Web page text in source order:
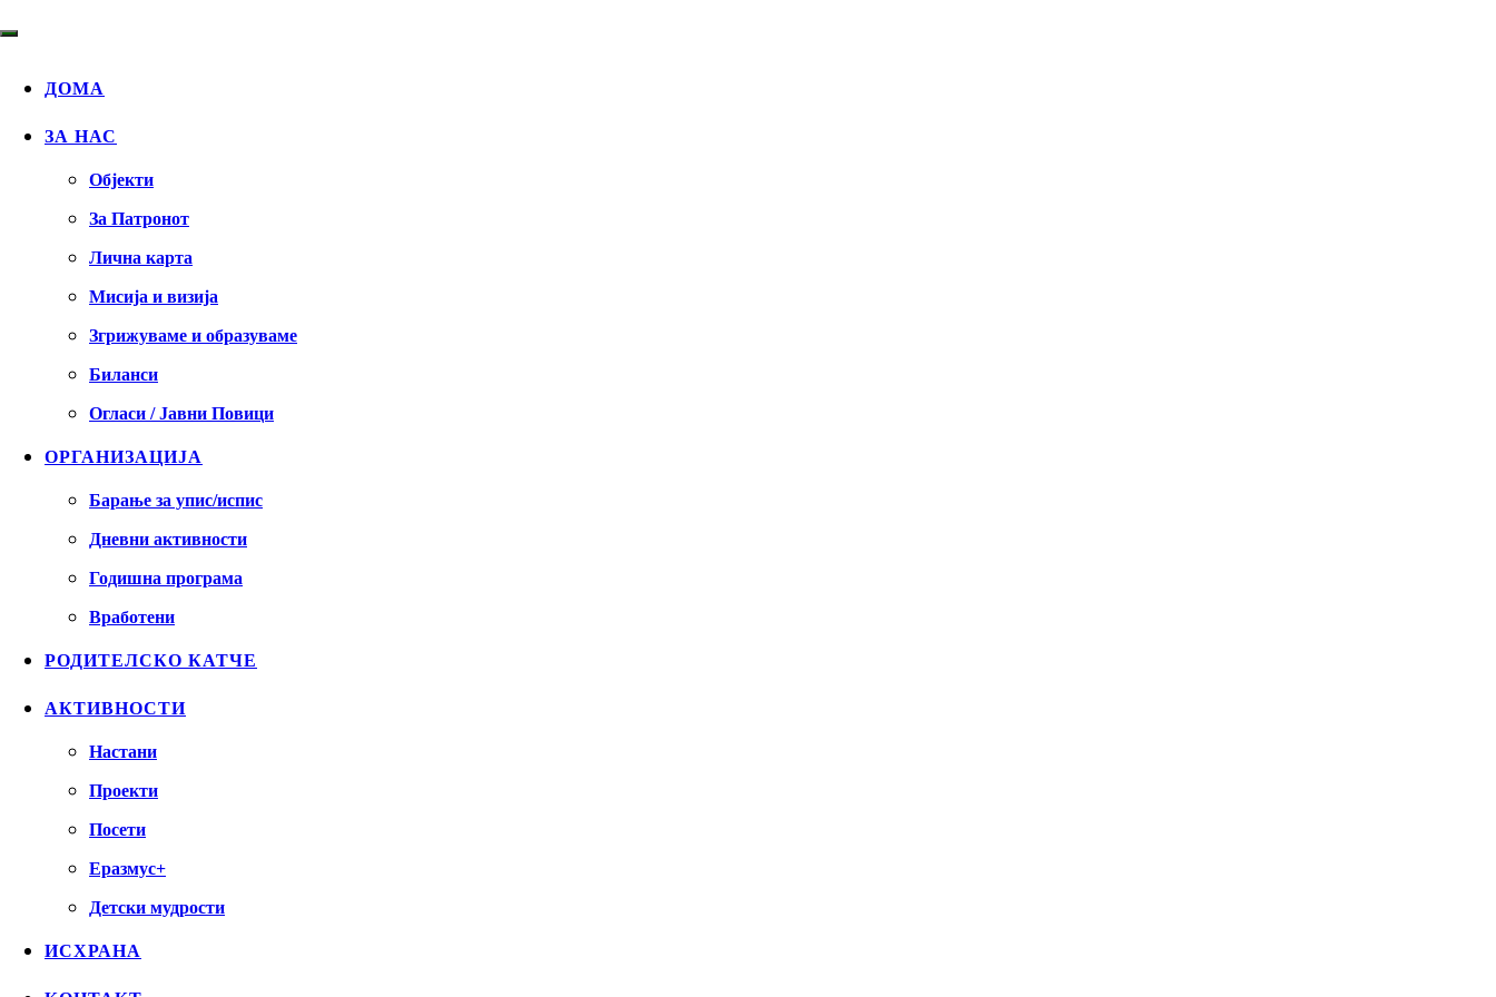
ДОМА
ЗА НАС
Објекти
За Патронот
Лична карта
Мисија и визија
Згрижуваме и образуваме
Биланси
Огласи / Јавни Повици
ОРГАНИЗАЦИЈА
Барање за упис/испис
Дневни активности
Годишна програма
Вработени
РОДИТЕЛСКО КАТЧЕ
АКТИВНОСТИ
Настани
Проекти
Посети
Еразмус+
Детски мудрости
ИСХРАНА